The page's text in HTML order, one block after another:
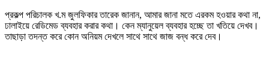
প্রকল্প পরিচালক খ.ম জুলফিকার তারেক জানান, আমার জানা মতে এরকম হওয়ার কথা না,
ঢালাইয়ে রেডিমেড ব্যবহার করার কথা। কেন ম্যানুয়েল ব্যবহার হচ্ছে তা খতিয়ে দেখব।
তাছাড়া তদন্ত করে কোন অনিয়ম দেখলে সাথে সাথে জাজ বন্ধ করে দেব।